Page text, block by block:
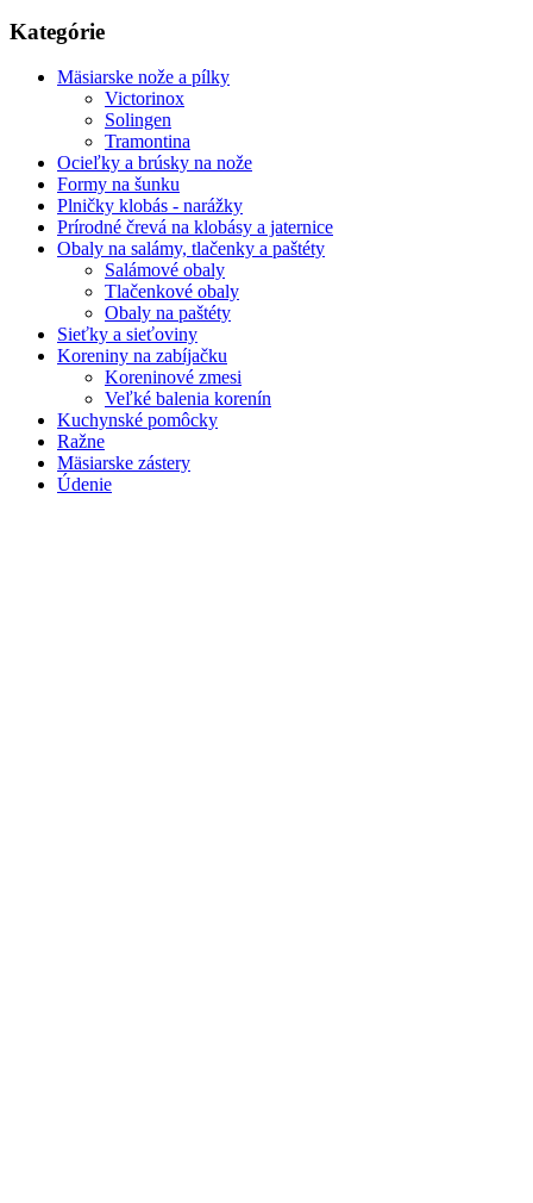
Kategórie
Mäsiarske nože a pílky
Victorinox
Solingen
Tramontina
Ocieľky a brúsky na nože
Formy na šunku
Plničky klobás - narážky
Prírodné črevá na klobásy a jaternice
Obaly na salámy, tlačenky a paštéty
Salámové obaly
Tlačenkové obaly
Obaly na paštéty
Sieťky a sieťoviny
Koreniny na zabíjačku
Koreninové zmesi
Veľké balenia korenín
Kuchynské pomôcky
Ražne
Mäsiarske zástery
Údenie